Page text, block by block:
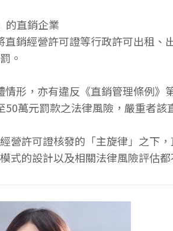
的直銷企業
直銷經營許可證等行政許可出租
。
情形，亦有違反《直銷管理條例
50萬元罰款之法律風險，嚴重者
營許可證核發的「主旋律」之下
式的設計以及相關法律風險評估都